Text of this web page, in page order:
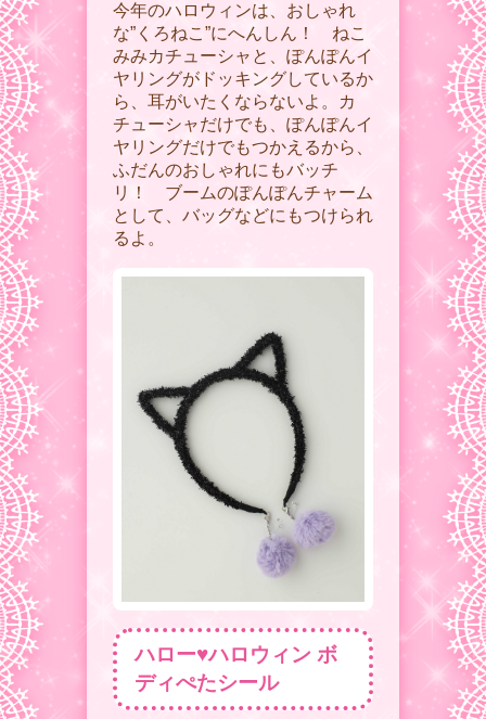
今年のハロウィンは、おしゃれ
な”くろねこ”にへんしん！ ねこ
みみカチューシャと、ぽんぽんイ
ヤリングがドッキングしているか
ら、耳がいたくならないよ。カ
チューシャだけでも、ぽんぽんイ
ヤリングだけでもつかえるから、
ふだんのおしゃれにもバッチ
リ！ ブームのぽんぽんチャーム
として、バッグなどにもつけられ
るよ。
ハロー♥︎ハロウィン ボ
ディぺたシール